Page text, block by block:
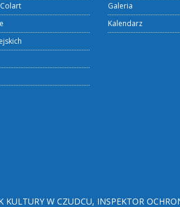
Galeria
Kalendarz
KULTURY W CZUDCU, INSPEKTOR